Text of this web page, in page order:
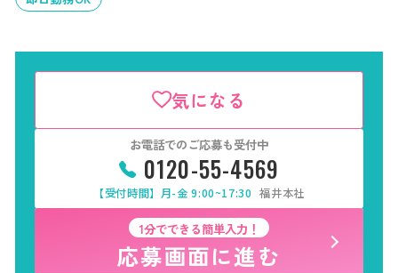
気になる
お電話でのご応募も受付中
0120-55-4569
【受付時間】月-金 9:00~17:30 福井本社
1分でできる簡単入力！
応募画面に進む